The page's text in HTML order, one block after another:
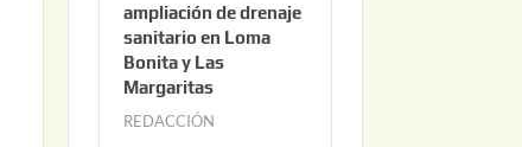
o
2
2
ampliación de drenaje
sanitario en Loma
Bonita y Las
Margaritas
REDACCIÓN